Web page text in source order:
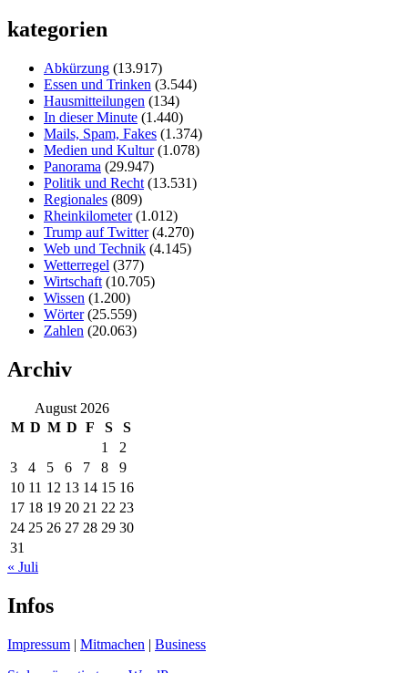
kategorien
Abkürzung (13.917)
Essen und Trinken (3.544)
Hausmitteilungen (134)
In dieser Minute (1.440)
Mails, Spam, Fakes (1.374)
Medien und Kultur(1.078)
Panorama (29.947)
Politik und Recht (13.531)
Regionales (809)
Rheinkilometer(1.012)
Trump auf Twitter(4.270)
Web und Technik (4.145)
Wetterregel (377)
Wirtschaft (10.705)
Wissen (1.200)
Wörter(25.559)
Zahlen (20.063)
Archiv
August 2026
M D M D F S
S
1
2
3
4 5 6 7 8
9
10 11 12 13 14 15 16
17 18 19 20 21 22 23
24 25 26 27 28 29 30
31
« Juli
Infos
Impressum | Mitmachen | Business